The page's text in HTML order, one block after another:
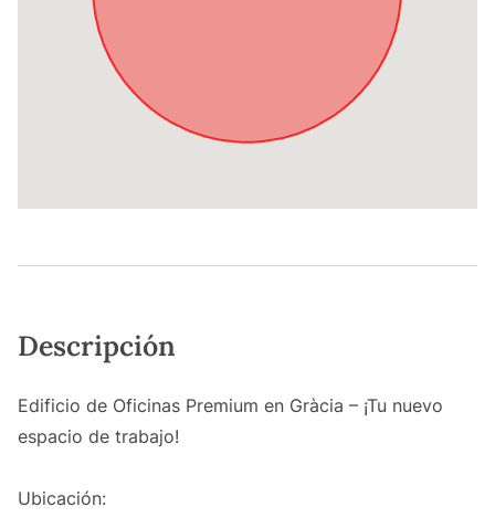
Descripción
Edificio de Oficinas Premium en Gràcia – ¡Tu nuevo
espacio de trabajo!
Ubicación: